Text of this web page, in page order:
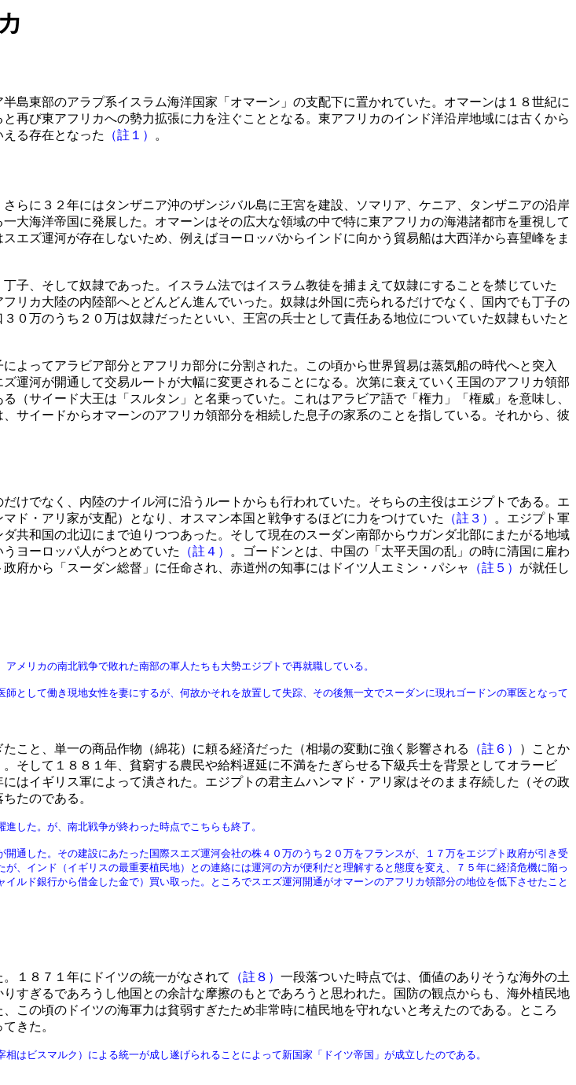
東部のアラプ系イスラム海洋国家「オマーン」の支配下に置かれていた。オマーンは１８世紀に
再び東アフリカへの勢力拡張に力を注ぐこととなる。東アフリカのインド洋沿岸地域には古くから
る存在となった
（註１） 。
に３２年にはタンザニア沖のザンジバル島に王宮を建設、ソマリア、ケニア、タンザニアの沿岸
大海洋帝国に発展した。オマーンはその広大な領域の中で特に東アフリカの海港諸都市を重視して
エズ運河が存在しないため、例えばヨーロッパからインドに向かう貿易船は大西洋から喜望峰をま
、そして奴隷であった。イスラム法ではイスラム教徒を捕まえて奴隷にすることを禁じていた
リカ大陸の内陸部へとどんどん進んでいった。奴隷は外国に売られるだけでなく、国内でも丁子の
０万のうち２０万は奴隷だったといい、王宮の兵士として責任ある地位についていた奴隷もいたと
ってアラビア部分とアフリカ部分に分割された。この頃から世界貿易は蒸気船の時代へと突入
運河が開通して交易ルートが大幅に変更されることになる。次第に衰えていく王国のアフリカ領部
サイード大王は「スルタン」と名乗っていた。これはアラビア語で「権力」「権威」を意味し、
サイードからオマーンのアフリカ領部分を相続した息子の家系のことを指している。それから、彼
でなく、内陸のナイル河に沿うルートからも行われていた。そちらの主役はエジプトである。エ
ド・アリ家が支配）となり、オスマン本国と戦争するほどに力をつけていた （註３）
。エジプト軍
共和国の北辺にまで迫りつつあった。そして現在のスーダン南部からウガンダ北部にまたがる地域
ヨーロッパ人がつとめていた
（註４）
。ゴードンとは、中国の「太平天国の乱」の時に清国に雇わ
府から「スーダン総督」に任命され、赤道州の知事にはドイツ人エミン・パシャ
（註５） が就任し
リカの南北戦争で敗れた南部の軍人たちも大勢エジプトで再就職している。
して働き現地女性を妻にするが、何故かそれを放置して失踪、その後無一文でスーダンに現れゴードンの軍医となって
と、単一の商品作物（綿花）に頼る経済だった（相場の変動に強く影響される （註６）
）ことか
。そして１８８１年、貧窮する農民や給料遅延に不満をたぎらせる下級兵士を背景としてオラービ
はイギリス軍によって潰された。エジプトの君主ムハンマド・アリ家はそのまま存続した（その政
たのである。
した。が、南北戦争が終わった時点でこちらも終了。
した。その建設にあたった国際スエズ運河会社の株４０万のうち２０万をフランスが、１７万をエジプト政府が引き受
、インド（イギリスの最重要植民地）との連絡には運河の方が便利だと理解すると態度を変え、７５年に経済危機に陥っ
ルド銀行から借金した金で）買い取った。ところでスエズ運河開通がオマーンのアフリカ領部分の地位を低下させたこと
１８７１年にドイツの統一がなされて （註８） 一段落ついた時点では、価値のありそうな海外の土
すぎるであろうし他国との余計な摩擦のもとであろうと思われた。国防の観点からも、海外植民地
この頃のドイツの海軍力は貧弱すぎたため非常時に植民地を守れないと考えたのである。ところ
きた。
ビスマルク）による統一が成し遂げられることによって新国家「ドイツ帝国」が成立したのである。